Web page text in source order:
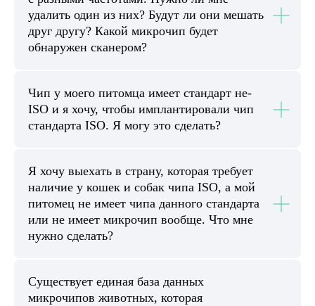
удалить один из них? Будут ли они мешать
друг другу? Какой микрочип будет
обнаружен сканером?
Чип у моего питомца имеет стандарт не-
ISO и я хочу, чтобы имплантировали чип
стандарта ISO. Я могу это сделать?
Я хочу выехать в страну, которая требует
наличие у кошек и собак чипа ISO, а мой
питомец не имеет чипа данного стандарта
или не имеет микрочип вообще. Что мне
нужно сделать?
Существует единая база данных
микрочипов животных, которая